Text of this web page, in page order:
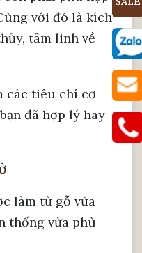
với đó là kích
tâm linh về
các tiêu chí cơ
đã hợp lý hay
làm từ gỗ vừa
thống vừa phù